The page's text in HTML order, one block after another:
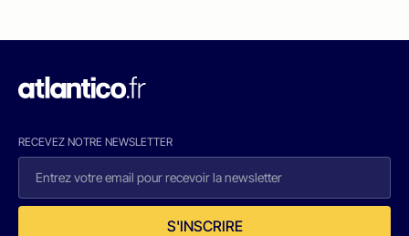
RECEVEZ NOTRE NEWSLETTER
S'INSCRIRE